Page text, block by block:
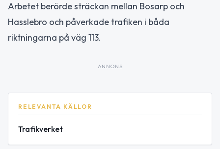
Arbetet berörde sträckan mellan Bosarp och
Hasslebro och påverkade trafiken i båda
riktningarna på väg 113.
ANNONS
RELEVANTA KÄLLOR
Trafikverket